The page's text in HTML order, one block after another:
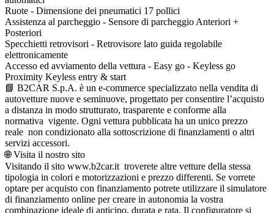
Ruote - Dimensione dei pneumatici 17 pollici
Assistenza al parcheggio - Sensore di parcheggio Anteriori +
Posteriori
Specchietti retrovisori - Retrovisore lato guida regolabile
elettronicamente
Accesso ed avviamento della vettura - Easy go - Keyless go
Proximity Keyless entry & start
📘 B2CAR S.p.A. è un e-commerce specializzato nella vendita di
autovetture nuove e seminuove, progettato per consentire l’acquisto
a distanza in modo strutturato, trasparente e conforme alla
normativa vigente. Ogni vettura pubblicata ha un unico prezzo
reale non condizionato alla sottoscrizione di finanziamenti o altri
servizi accessori.
🌐 Visita il nostro sito
Visitando il sito www.b2car.it troverete altre vetture della stessa
tipologia in colori e motorizzazioni e prezzo differenti. Se vorrete
optare per acquisto con finanziamento potrete utilizzare il simulatore
di finanziamento online per creare in autonomia la vostra
combinazione ideale di anticipo, durata e rata. Il configuratore si